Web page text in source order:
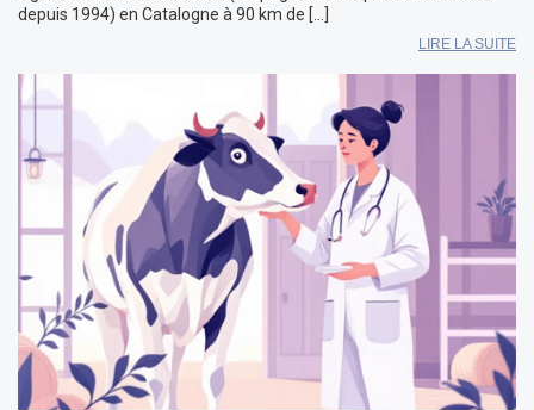
depuis 1994) en Catalogne à 90 km de […]
LIRE LA SUITE